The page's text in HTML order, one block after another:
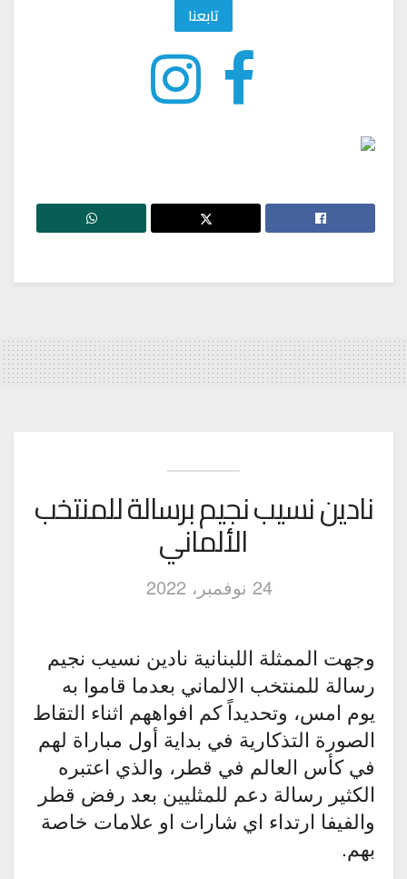
تابعنا
نادين نسيب نجيم برسالة للمنتخب
الألماني
24 نوفمبر، 2022
وجهت الممثلة اللبنانية نادين نسيب نجيم
رسالة للمنتخب الالماني بعدما قاموا به
يوم امس، وتحديداً كم افواههم اثناء التقاط
الصورة التذكارية في بداية أول مباراة لهم
في كأس العالم في قطر، والذي اعتبره
الكثير رسالة دعم للمثليين بعد رفض قطر
والفيفا ارتداء اي شارات او علامات خاصة
بهم.